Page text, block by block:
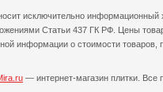
исключительно информационный
Статьи 437 ГК РФ. Цены
информации о стоимости
— интернет-магазин плитки. Все